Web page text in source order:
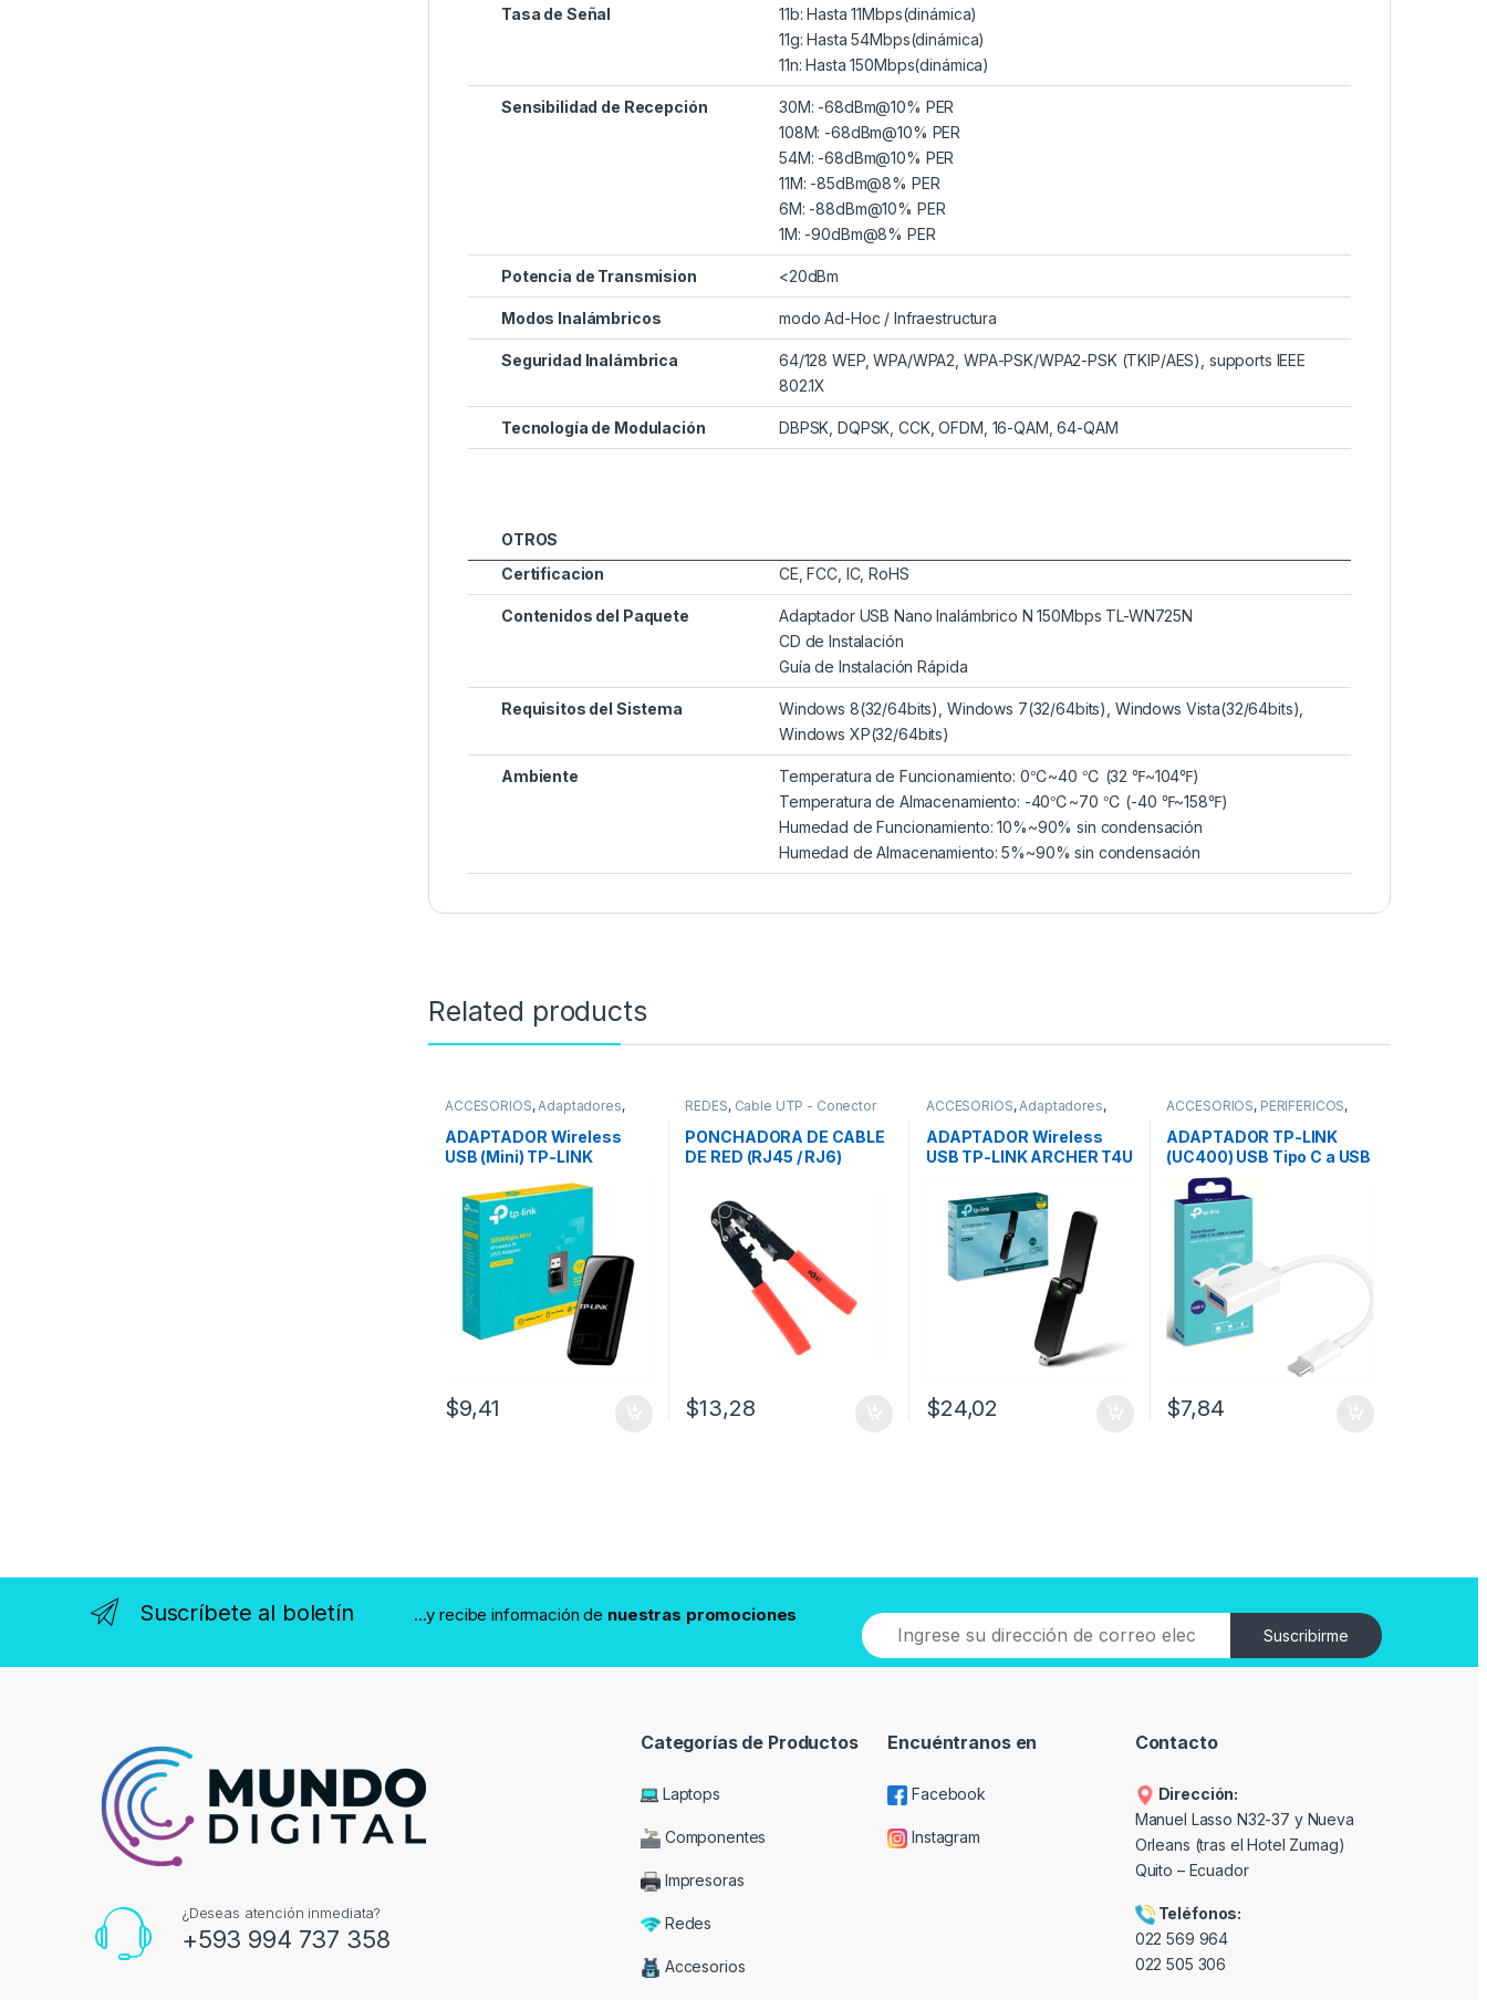
Tasa de Señal
11b: Hasta 11Mbps(dinámica)
11g: Hasta 54Mbps(dinámica)
11n: Hasta 150Mbps(dinámica)
Sensibilidad de Recepción
30M: -68dBm@10% PER
108M: -68dBm@10% PER
54M: -68dBm@10% PER
11M: -85dBm@8% PER
6M: -88dBm@10% PER
1M: -90dBm@8% PER
Potencia de Transmision <20dBm
Modos Inalámbricos modo Ad-Hoc / Infraestructura
Seguridad Inalámbrica
64/128 WEP, WPA/WPA2, WPA-PSK/WPA2-PSK (TKIP/AES), supports IEEE
802.1X
Tecnología de Modulación DBPSK, DQPSK, CCK, OFDM, 16-QAM, 64-QAM
OTROS
Certificacion
CE, FCC, IC, RoHS
Contenidos del Paquete
Adaptador USB Nano Inalámbrico N 150Mbps TL-WN725N
CD de Instalación
Guía de Instalación Rápida
Requisitos del Sistema
Windows 8(32/64bits), Windows 7(32/64bits), Windows Vista(32/64bits),
Windows XP(32/64bits)
Ambiente
Temperatura de Funcionamiento: 0℃~40 ℃ (32 ℉~104℉)
Temperatura de Almacenamiento: -40℃~70 ℃ (-40 ℉~158℉)
Humedad de Funcionamiento: 10%~90% sin condensación
Humedad de Almacenamiento: 5%~90% sin condensación
Related products
ACCESORIOS,Adaptadores,
Adaptadores Wifi
ADAPTADOR Wireless
USB (Mini) TP-LINK
$9,41
REDES, Cable UTP - Conector
PONCHADORA DE CABLE
DE RED (RJ45 / RJ6)
$13,28
ACCESORIOS,Adaptadores,
Adaptadores Wifi
ADAPTADOR Wireless
USB TP-LINK ARCHER T4U
$24,02
ACCESORIOS, PERIFÉRICOS,
ADAPTADOR TP-LINK
(UC400) USB Tipo C a USB
3.0
$7,84
Suscríbete al boletín ...y recibe información de nuestras promociones
Suscribirme
¿Deseas atención inmediata?
+593 994 737 358
Categorías de Productos
Laptops
Componentes
Impresoras
Redes
Accesorios
Encuéntranos en
Facebook
Instagram
Contacto
Dirección:
Manuel Lasso N32-37 y Nueva
Orleans (tras el Hotel Zumag)
Quito – Ecuador
Teléfonos:
022 569 964
022 505 306